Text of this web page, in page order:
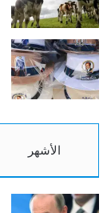
الأشهر